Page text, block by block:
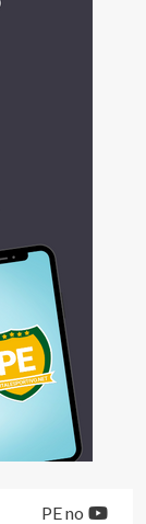
PE no